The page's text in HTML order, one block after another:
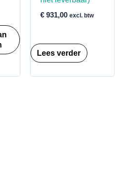
€931,00 excl. btw
Lees verder